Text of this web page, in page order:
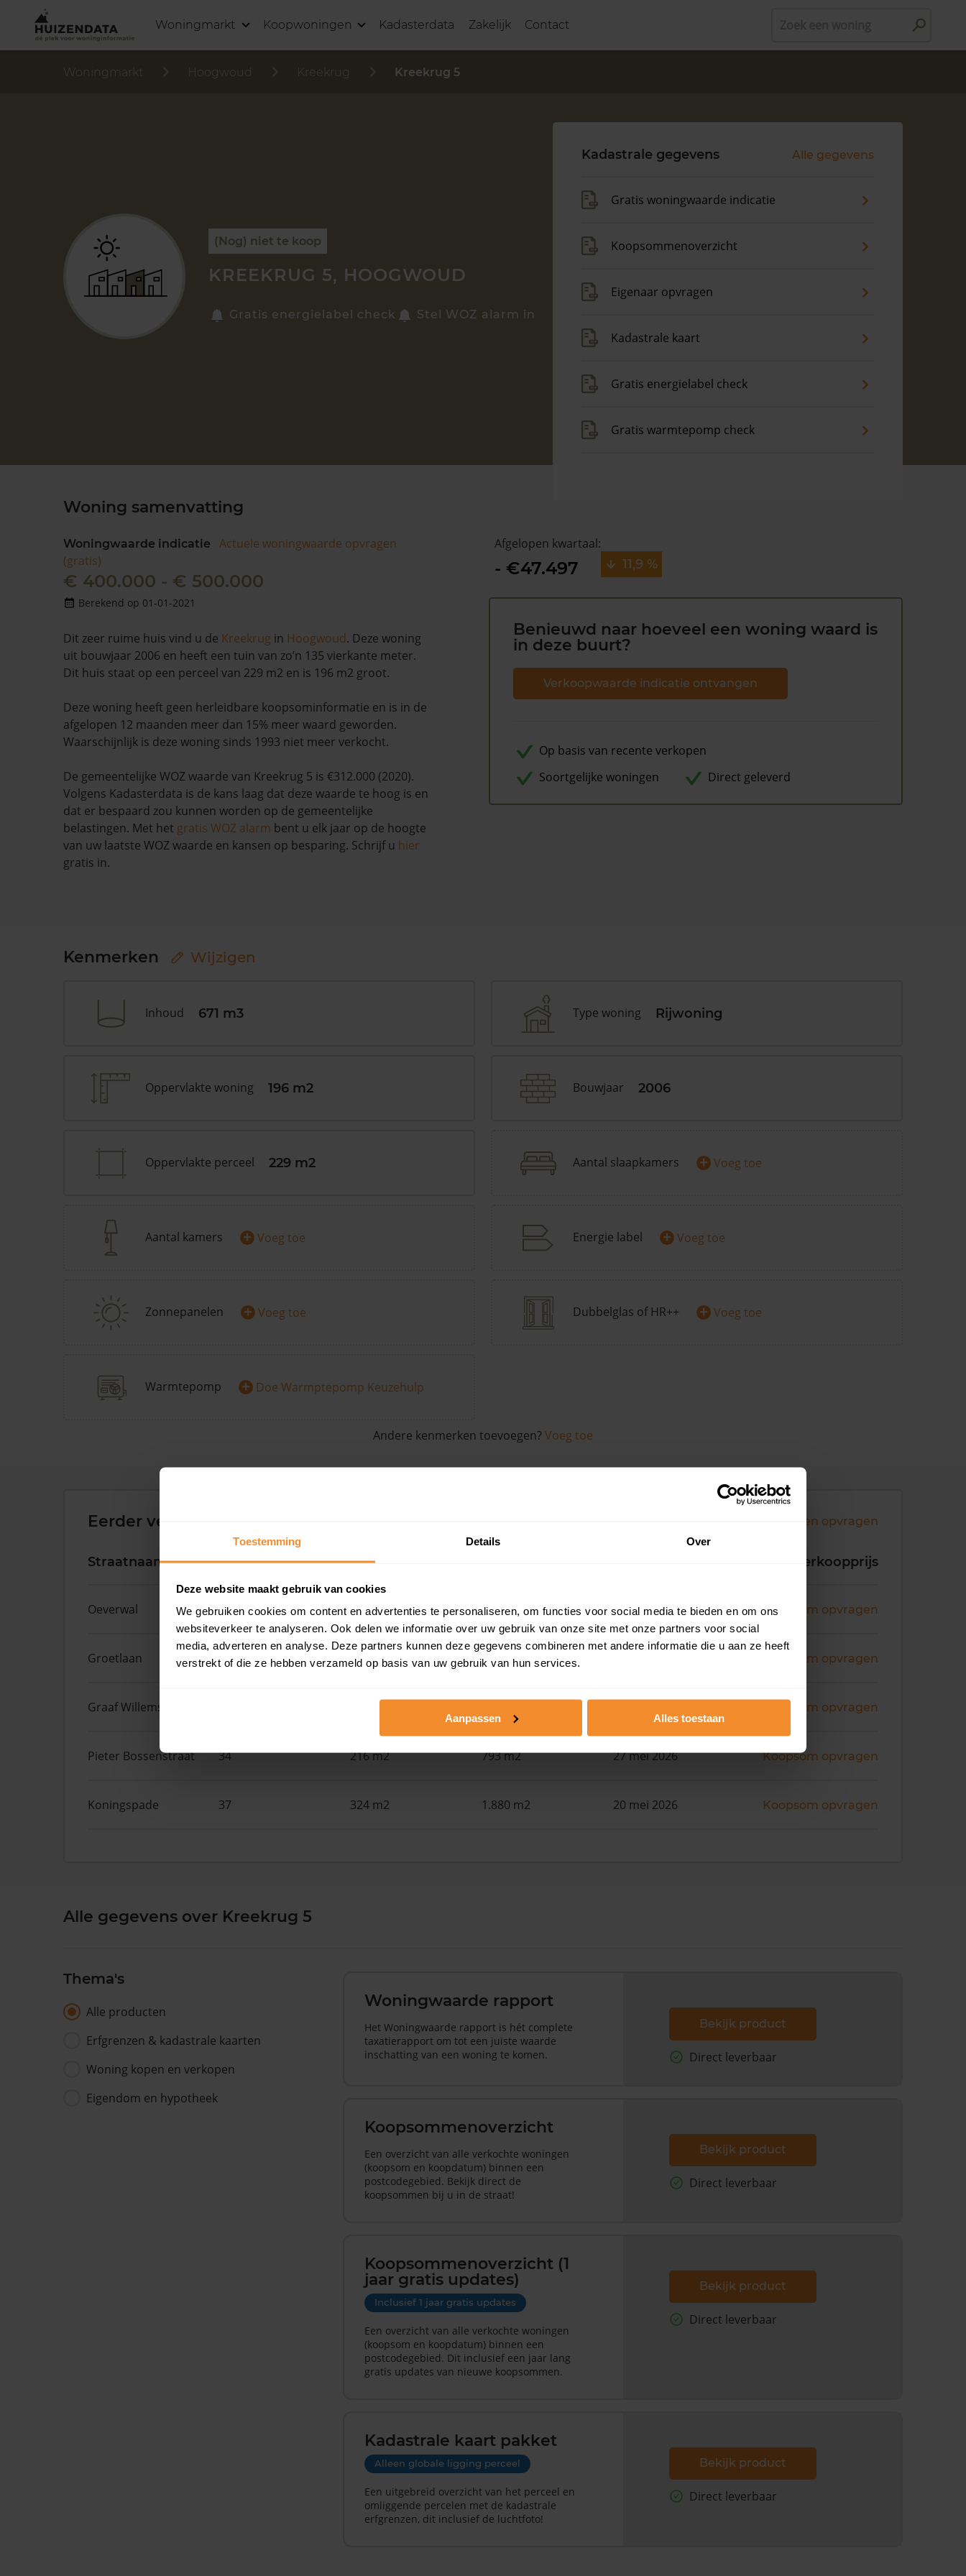
Toestemming Details Over
Deze website maakt gebruik van cookies
We gebruiken cookies om content en advertenties te personaliseren, om functies voor social media te bieden en om ons
websiteverkeer te analyseren. Ook delen we informatie over uw gebruik van onze site met onze partners voor social
media, adverteren en analyse. Deze partners kunnen deze gegevens combineren met andere informatie die u aan ze heeft
verstrekt of die ze hebben verzameld op basis van uw gebruik van hun services.
Aanpassen Alles toestaan
Woningmarkt Koopwoningen Kadasterdata Zakelijk Contact
Woningmarkt Hoogwoud Kreekrug Kreekrug 5
(Nog) niet te koop
KREEKRUG 5, HOOGWOUD
Gratis energielabel check Stel WOZ alarm in
Kadastrale gegevens Alle gegevens
Gratis woningwaarde indicatie
Koopsommenoverzicht
Eigenaar opvragen
Kadastrale kaart
Gratis energielabel check
Gratis warmtepomp check
Woning samenvatting
Woningwaarde indicatie
Actuele woningwaarde opvragen
(gratis)
€ 400.000 - € 500.000
Berekend op 01-01-2021
Dit zeer ruime huis vind u de Kreekrug in Hoogwoud. Deze woning
uit bouwjaar 2006 en heeft een tuin van zo’n 135 vierkante meter.
Dit huis staat op een perceel van 229 m2 en is 196 m2 groot.
Deze woning heeft geen herleidbare koopsominformatie en is in de
afgelopen 12 maanden meer dan 15% meer waard geworden.
Waarschijnlijk is deze woning sinds 1993 niet meer verkocht.
De gemeentelijke WOZ waarde van Kreekrug 5 is €312.000 (2020).
Volgens Kadasterdata is de kans laag dat deze waarde te hoog is en
dat er bespaard zou kunnen worden op de gemeentelijke
belastingen. Met het gratis WOZ alarm bent u elk jaar op de hoogte
van uw laatste WOZ waarde en kansen op besparing. Schrijf u hier
gratis in.
Afgelopen kwartaal:
- €47.497 11,9 %
Benieuwd naar hoeveel een woning waard is
in deze buurt?
Verkoopwaarde indicatie ontvangen
Op basis van recente verkopen
Soortgelijke woningen
Direct geleverd
Kenmerken Wijzigen
Inhoud 671 m3 Type woning Rijwoning
Oppervlakte woning 196 m2 Bouwjaar 2006
Oppervlakte perceel 229 m2 Aantal slaapkamers + Voeg toe
Aantal kamers + Voeg toe Energie label + Voeg toe
Zonnepanelen + Voeg toe Dubbelglas of HR++ + Voeg toe
Warmtepomp + Doe Warmptepomp Keuzehulp
Andere kenmerken toevoegen? Voeg toe
Eerder verkochte woningen in de buurt Andere koopsommen opvragen
Straatnaam Huisnr. Woonoppervlak Verkoopprijs
Oeverwal 101 76 m2 575 m2 17 juni 2026 Koopsom opvragen
Groetlaan 12 51 m2 1.490 m2 Koopsom opvragen
Graaf Willemstraat Koopsom opvragen
Pieter Bossenstraat 34 216 m2 793 m2 27 mei 2026 Koopsom opvragen
Koningspade 37 324 m2 1.880 m2 20 mei 2026 Koopsom opvragen
Alle gegevens over Kreekrug 5
Thema's
Alle producten
Erfgrenzen & kadastrale kaarten
Woning kopen en verkopen
Eigendom en hypotheek
Woningwaarde rapport
Het Woningwaarde rapport is hét complete
taxatierapport om tot een juiste waarde
inschatting van een woning te komen.
Bekijk product
Direct leverbaar
Koopsommenoverzicht
Een overzicht van alle verkochte woningen
(koopsom en koopdatum) binnen een
postcodegebied. Bekijk direct de
koopsommen bij u in de straat!
Bekijk product
Direct leverbaar
Koopsommenoverzicht (1
jaar gratis updates)
Inclusief 1 jaar gratis updates
Een overzicht van alle verkochte woningen
(koopsom en koopdatum) binnen een
postcodegebied. Dit inclusief een jaar lang
gratis updates van nieuwe koopsommen.
Bekijk product
Direct leverbaar
Kadastrale kaart pakket
Alleen globale ligging perceel
Een uitgebreid overzicht van het perceel en
omliggende percelen met de kadastrale
erfgrenzen, dit inclusief de luchtfoto!
Bekijk product
Direct leverbaar